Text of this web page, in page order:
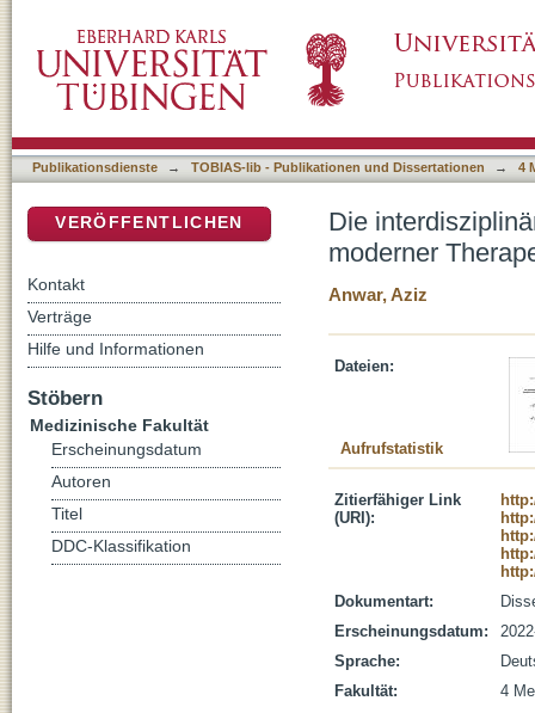
Publikationsdienste → TOBIAS-lib - Publikationen und Dissertationen → 4
Die
moderner
Anwar, Aziz
Dateien:
Aufrufstatistik
Zitierfähiger Link
(URI):
Dokumentart:
Erscheinungsdatum:
Sprache:
Fakultät:
4
VERÖFFENTLICHEN
Kontakt
Verträge
Hilfe und Informationen
Stöbern
Medizinische Fakultät
Erscheinungsdatum
Autoren
Titel
DDC-Klassifikation